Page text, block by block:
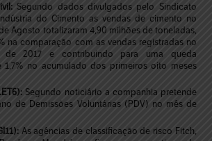
Segundo dados divulgados pelo Sindicato
do Cimento as vendas de cimento no
Agosto totalizaram 4,90 milhões de toneladas,
na comparação com as vendas registradas no
de 2017 e contribuindo para uma queda
1,7% no acumulado dos primeiros oito meses
Segundo noticiário a companhia pretende
de Demissões Voluntárias (PDV) no mês de
As agências de classificação de risco Fitch,